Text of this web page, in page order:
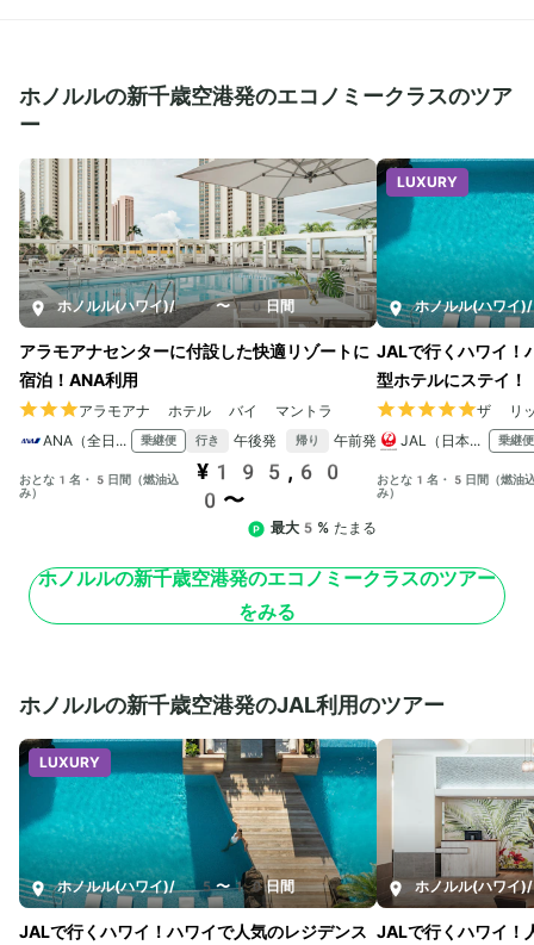
ホノルルの新千歳空港発のエコノミークラスのツア
ー
ホノルル(ハワイ)/ 5〜10日間
アラモアナセンターに付設した快適リゾートに
宿泊！ANA利用
アラモアナ ホテル バイ マントラ
ANA（全日本空輸）
乗継便 行き 午後発 帰り 午前発
おとな1名・5日間（燃油込
み）
¥195,60
0〜
最大5% たまる
LUXURY
ホノルル(ハワイ)/
JALで行くハワイ！
型ホテルにステイ！
ザ リ
JAL（日本航空）
乗継便
おとな1名・5日間（燃油
み）
ホノルルの新千歳空港発のエコノミークラスのツアー
をみる
ホノルルの新千歳空港発のJAL利用のツアー
LUXURY
ホノルル(ハワイ)/ 5〜10日間
JALで行くハワイ！ハワイで人気のレジデンス
ホノルル(ハワイ)/
JALで行くハワイ！